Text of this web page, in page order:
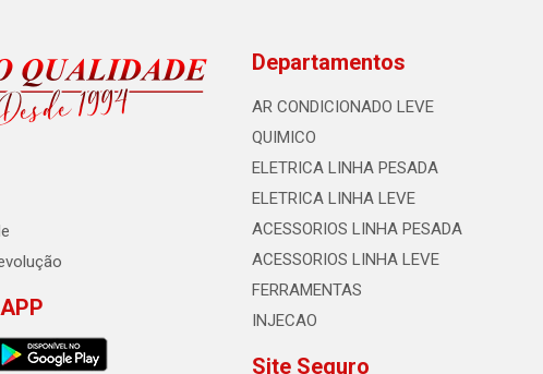
Departamentos
AR CONDICIONADO LEVE
QUIMICO
ELETRICA LINHA PESADA
ELETRICA LINHA LEVE
ACESSORIOS LINHA PESADA
ACESSORIOS LINHA LEVE
FERRAMENTAS
INJECAO
Site Seguro